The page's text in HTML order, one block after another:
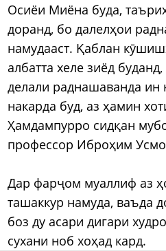
Осиёи Миёна буда,
доранд, бо далелҳои
намудааст. Қаблан
албатта хеле зиёд
делали раднашаванда ин
накарда буд, аз ҳамин
Ҳамдампурро сидқан
профессор Иброҳим
Дар фарҷом муаллиф аз
ташаккур намуда, ваъда
боз ду асари дигари
сухани ноб хоҳад кард.